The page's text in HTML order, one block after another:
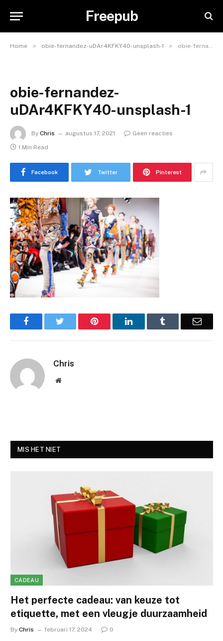
Freepub
Home » obie-fernandez-uDAr4KFKY40-unsplash-1 » obie-fernandez-uDAr4KFKY40-unsplash-1
obie-fernandez-
uDAr4KFKY40-unsplash-1
By Chris augustus 17, 2021
Geen reacties
1 Min Read
Facebook Twitter Pinterest
Facebook Pinterest LinkedIn Email
Chris
Website
MIS HET NIET
CADEAU
Het perfecte cadeau: van keuze tot
etiquette, met een vleugje duurzaamheid
By Chris februari 17, 2024 0